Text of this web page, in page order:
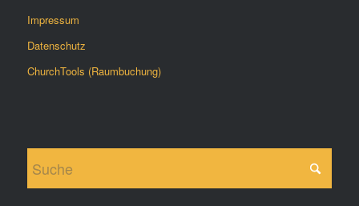
Impressum
Datenschutz
ChurchTools (Raumbuchung)